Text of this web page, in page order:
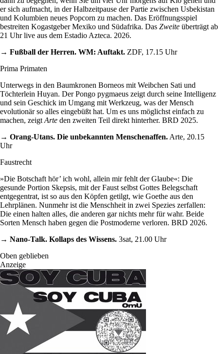
er sich aufmacht, in der Halbzeitpause der Partie zwischen Usbekistan
und Kolumbien neues Popcorn zu machen. Das Eröffnungsspiel
bestreiten Kogastgeber Mexiko und Südafrika. Das Zweite überträgt ab
21 Uhr live aus dem Estadio Azteca. 2026.
→ Fußball der Herren. WM: Auftakt. ZDF, 17.15 Uhr
Prima Primaten
Unterwegs in den Baumkronen Borneos mit Weibchen Sati und
Töchterlein Huyan. Der Pongo pygmaeus zeigt durch seine Intelligenz
und sein Geschick im Umgang mit Werkzeug, was der Mensch
evolutionär so alles eingebüßt hat. Um es uns möglichst einfach zu
machen, zeigt Arte den zweiten Teil direkt hinterher. BRD 2025.
→ Orang-Utans. Die unbekannten Menschenaffen. Arte, 20.15
Uhr
Faustrecht
»Die Botschaft hör’ ich wohl, allein mir fehlt der Glaube«: Die
gesunde Portion Skepsis, mit der Faust selbst Gottes Belegschaft
entgegentrat, ist so aus den Köpfen getilgt, wie Goethe aus den
Lehrplänen. Nunmehr ist die Menschheit in zwei Spezies zerfallen:
Die einen halten alles, die anderen gar nichts mehr für wahr. Beide
Sorten Mensch haben gegen die Postmoderne verloren. BRD 2026.
→ Nano-Talk. Kollaps des Wissens. 3sat, 21.00 Uhr
Oben geblieben
Anzeige